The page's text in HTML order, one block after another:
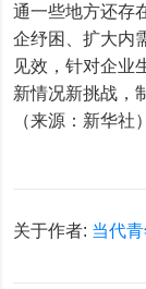
通一些地方还存
企纾困、扩大内
见效，针对企业
新情况新挑战，
（来源：新华社）
关于作者: 当代青